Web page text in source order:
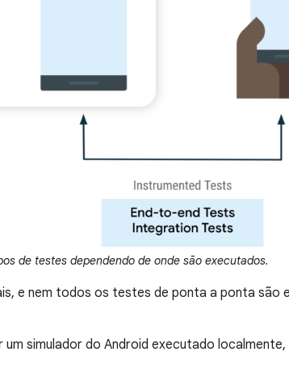
de testes dependendo de onde são executados.
e nem todos os testes de ponta a ponta são
um simulador do Android executado